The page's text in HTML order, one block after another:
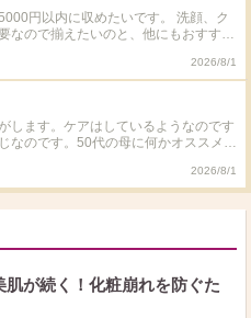
円以内に収めたいです。 洗顔、ク
なので揃えたいのと、他にもおすすめ
て欲しいです。 20代混合肌、肌のゴ
ニキビはほとんど出来ません。2026/8/1
します。ケアはしているようなのです
なのです。50代の母に何かオススメの
いです。 ドラストでも購入できる商
2026/8/1
肌が続く！化粧崩れを防ぐた